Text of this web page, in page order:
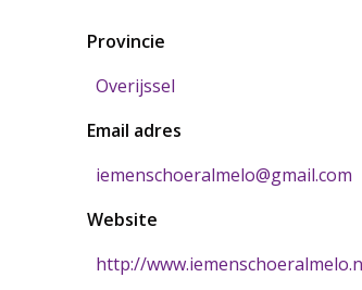
Provincie
Overijssel
Email adres
iemenschoeralmelo@gmail.com
Website
http://